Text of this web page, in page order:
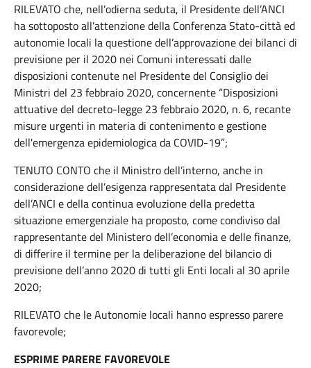
RILEVATO che, nell’odierna seduta, il Presidente dell’ANCI
ha sottoposto all’attenzione della Conferenza Stato-città ed
autonomie locali la questione dell’approvazione dei bilanci di
previsione per il 2020 nei Comuni interessati dalle
disposizioni contenute nel Presidente del Consiglio dei
Ministri del 23 febbraio 2020, concernente “Disposizioni
attuative del decreto-legge 23 febbraio 2020, n. 6, recante
misure urgenti in materia di contenimento e gestione
dell'emergenza epidemiologica da COVID-19”;
TENUTO CONTO che il Ministro dell’interno, anche in
considerazione dell’esigenza rappresentata dal Presidente
dell’ANCI e della continua evoluzione della predetta
situazione emergenziale ha proposto, come condiviso dal
rappresentante del Ministero dell’economia e delle finanze,
di differire il termine per la deliberazione del bilancio di
previsione dell’anno 2020 di tutti gli Enti locali al 30 aprile
2020;
RILEVATO che le Autonomie locali hanno espresso parere
favorevole;
ESPRIME PARERE FAVOREVOLE